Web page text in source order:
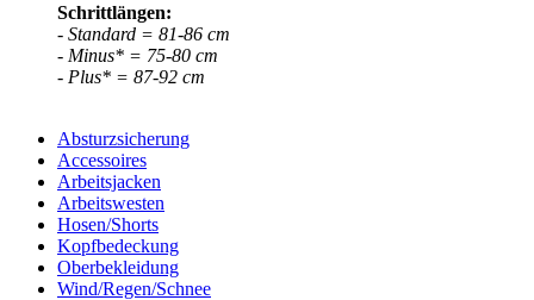
Schrittlängen:
- Standard = 81-86 cm
- Minus* = 75-80 cm
- Plus* = 87-92 cm
Absturzsicherung
Accessoires
Arbeitsjacken
Arbeitswesten
Hosen/Shorts
Kopfbedeckung
Oberbekleidung
Wind/Regen/Schnee